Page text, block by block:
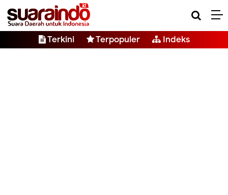
Terkini Terpopuler Indeks